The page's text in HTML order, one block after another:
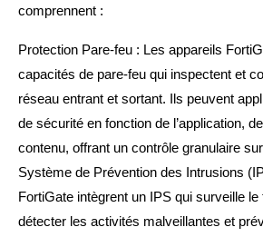
comprennent :
Protection Pare-feu : Les appareils
capacités de pare-feu qui inspectent et
réseau entrant et sortant. Ils peuvent
de sécurité en fonction de l’application,
contenu, offrant un contrôle granulaire
Système de Prévention des Intrusions
FortiGate intègrent un IPS qui surveille
détecter les activités malveillantes et